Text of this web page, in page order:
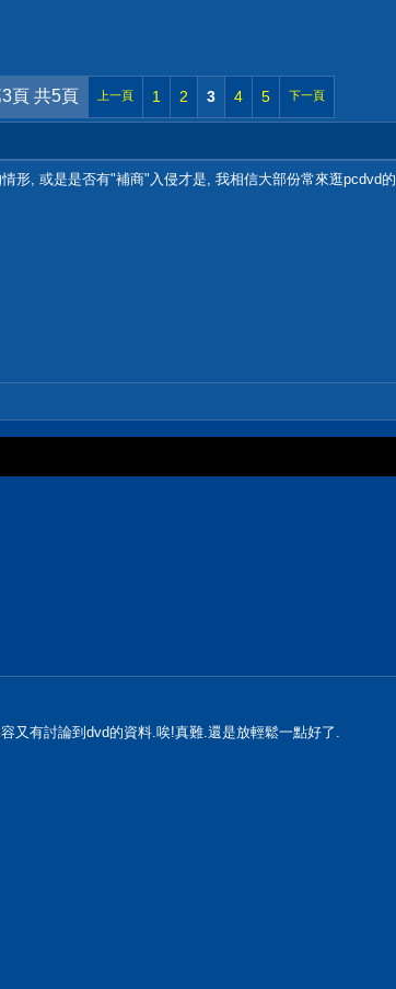
頁 共5頁 上一頁 1 2 3 4 5 下一頁
形, 或是是否有"補商"入侵才是, 我相信大部份常來逛pcdvd
又有討論到dvd的資料.唉!真難.還是放輕鬆一點好了.